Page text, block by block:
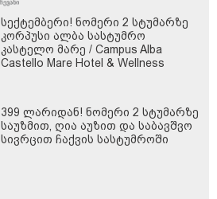
სექტემბერი! ნომერი 2 სტუმარზე
კორპუსი ალბა სასტუმრო
კასტელო მარე / Campus Alba
Castello Mare Hotel & Wellness
399 ლარიდან! ნომერი 2 სტუმარზე
საუზმით, ღია აუზით და საბავშვო
სივრცით ჩაქვის სასტუმროში